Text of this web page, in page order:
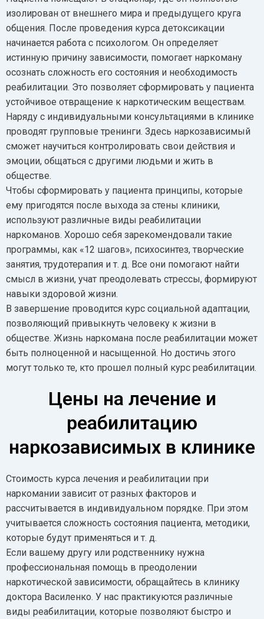
изолирован от внешнего мира и предыдущего круга
общения. После проведения курса детоксикации
начинается работа с психологом. Он определяет
истинную причину зависимости, помогает наркоману
осознать сложность его состояния и необходимость
реабилитации. Это позволяет сформировать у пациента
устойчивое отвращение к наркотическим веществам.
Наряду с индивидуальными консультациями в клинике
проводят групповые тренинги. Здесь наркозависимый
сможет научиться контролировать свои действия и
эмоции, общаться с другими людьми и жить в
обществе.
Чтобы сформировать у пациента принципы, которые
ему пригодятся после выхода за стены клиники,
используют различные виды реабилитации
наркоманов. Хорошо себя зарекомендовали такие
программы, как «12 шагов», психосинтез, творческие
занятия, трудотерапия и т. д. Все они помогают найти
смысл в жизни, учат преодолевать стрессы, формируют
навыки здоровой жизни.
В завершение проводится курс социальной адаптации,
позволяющий привыкнуть человеку к жизни в
обществе. Жизнь наркомана после реабилитации может
быть полноценной и насыщенной. Но достичь этого
могут только те, кто прошел полный курс реабилитации.
Цены на лечение и
реабилитацию
наркозависимых в клинике
Стоимость курса лечения и реабилитации при
наркомании зависит от разных факторов и
рассчитывается в индивидуальном порядке. При этом
учитывается сложность состояния пациента, методики,
которые будут применяться и т. д.
Если вашему другу или родственнику нужна
профессиональная помощь в преодолении
наркотической зависимости, обращайтесь в клинику
доктора Василенко. У нас практикуются различные
виды реабилитации, которые позволяют быстро и